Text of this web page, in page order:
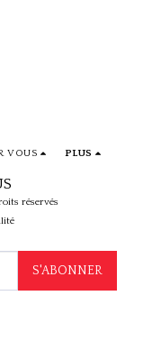
réservés
VOUS PLUS
S'ABONNER